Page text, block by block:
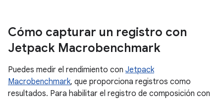
Cómo capturar un registro con
Jetpack Macrobenchmark
Puedes medir el rendimiento con Jetpack
Macrobenchmark, que proporciona registros como
resultados. Para habilitar el registro de composición con